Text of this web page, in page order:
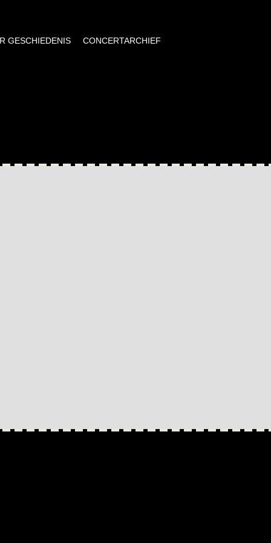
GESCHIEDENIS CONCERTARCHIEF